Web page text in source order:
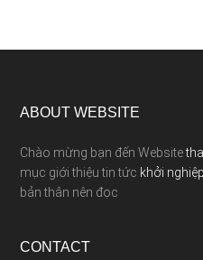
ABOUT WEBSITE
Chào mừng bạn đến Website
mục giới thiệu tin tức khởi nghiệp
bản thân nên đọc
CONTACT